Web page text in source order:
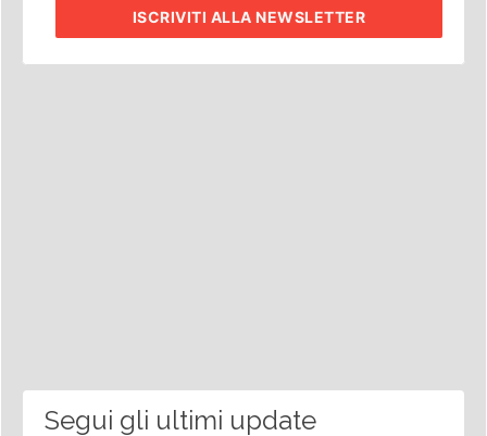
ISCRIVITI ALLA NEWSLETTER
Segui gli ultimi update